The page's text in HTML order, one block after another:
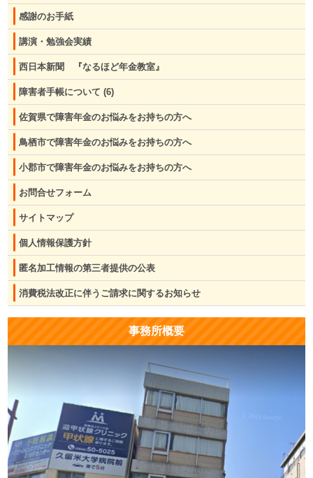
感謝のお手紙
講演・勉強会実績
西日本新聞 『なるほど年金教室』
障害者手帳について (6)
佐賀県で障害年金のお悩みをお持ちの方へ
鳥栖市で障害年金のお悩みをお持ちの方へ
小郡市で障害年金のお悩みをお持ちの方へ
お問合せフォーム
サイトマップ
個人情報保護方針
匿名加工情報の第三者提供の公表
消費税法改正に伴うご請求に関するお知らせ
事務所概要